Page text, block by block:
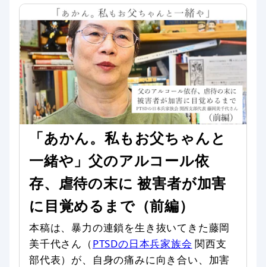
「あかん。私もお父ちゃんと
一緒や」父のアルコール依
存、虐待の末に 被害者が加害
に目覚めるまで（前編）
本稿は、暴力の連鎖を生き抜いてきた藤岡
美千代さん（PTSDの日本兵家族会 関西支
部代表）が、自身の痛みに向き合い、加害